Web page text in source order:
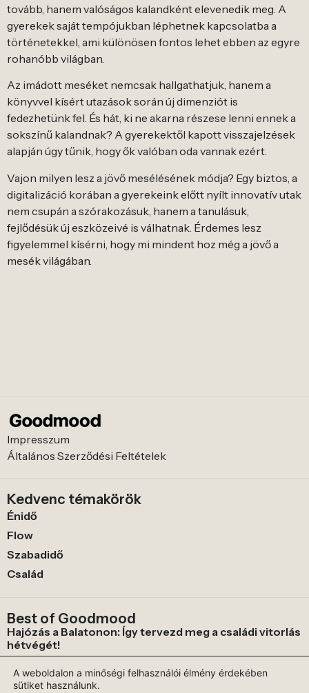
tovább, hanem valóságos kalandként elevenedik meg. A
gyerekek saját tempójukban léphetnek kapcsolatba a
történetekkel, ami különösen fontos lehet ebben az egyre
rohanóbb világban.
Az imádott meséket nemcsak hallgathatjuk, hanem a
könyvvel kísért utazások során új dimenziót is
fedezhetünk fel. És hát, ki ne akarna részese lenni ennek a
sokszínű kalandnak? A gyerekektől kapott visszajelzések
alapján úgy tűnik, hogy ők valóban oda vannak ezért.
Vajon milyen lesz a jövő mesélésének módja? Egy biztos, a
digitalizáció korában a gyerekeink előtt nyílt innovatív utak
nem csupán a szórakozásuk, hanem a tanulásuk,
fejlődésük új eszközeivé is válhatnak. Érdemes lesz
figyelemmel kísérni, hogy mi mindent hoz még a jövő a
mesék világában.
Impresszum
Általános Szerződési Feltételek
Kedvenc témakörök
Énidő
Flow
Szabadidő
Család
Best of Goodmood
Hajózás a Balatonon: Így tervezd meg a családi vitorlás
hétvégét!
gyermek gyógyításában
A weboldalon a minőségi felhasználói élmény érdekében
sütiket használunk.